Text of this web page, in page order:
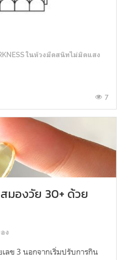
ในห้วงมืดสนิทไม่มิดแสง
7
มองวัย 30+ ด้วย
ง
ลข 3 นอกจากเริ่มปรับการกิน